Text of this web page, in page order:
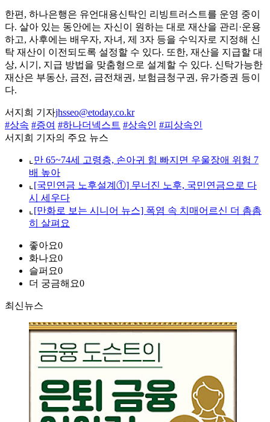
한편, 하나은행은 유언대용신탁인 리빙트러스트를 운영 중이
다. 살아 있는 동안에는 자신이 원하는 대로 재산을 관리·운용
하고, 사후에는 배우자, 자녀, 제 3자 등을 수익자로 지정해 신
탁 재산이 이전되도록 설정할 수 있다. 또한, 재산을 지급할 대
상, 시기, 지급 방법을 맞춤형으로 설계할 수 있다. 신탁가능한
재산은 부동산, 금전, 금전채권, 보험금청구권, 유가증권 등이
다.
서지희 기자jhsseo@etoday.co.kr
#상속 #증여 #하나더넥스트 #상속인 #피상속인
서지희 기자의 주요 뉴스
⌞ 만 65~74세 고령층, 손아귀 힘 빠지면 우울장애 위험 7
배 높아
⌞ [국민연금 노후설계①] 무너진 노후, 국민연금으로 다
시 세우다
⌞ [만화로 보는 시니어 뉴스] 폭염 속 치매어르신 더 촘촘
히 살펴요
좋아요0
화나요0
슬퍼요0
더 궁금해요0
최신뉴스